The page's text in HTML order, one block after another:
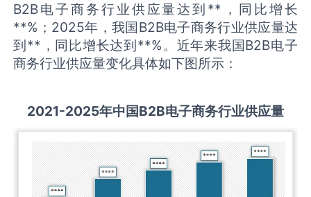
B2B电子商务行业供应量达到**，同比增长
**%；2025年，我国B2B电子商务行业供应量达
到**，同比增长达到**%。近年来我国B2B电子
商务行业供应量变化具体如下图所示：
2021-2025年中国B2B电子商务行业供应量